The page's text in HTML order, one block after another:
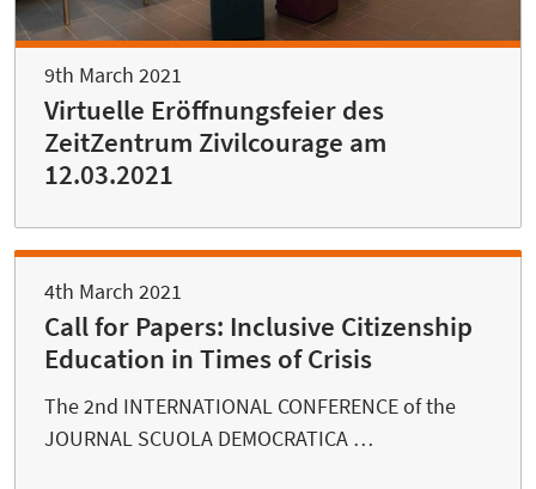
9th March 2021
Virtuelle Eröffnungsfeier des
ZeitZentrum Zivilcourage am
12.03.2021
4th March 2021
Call for Papers: Inclusive Citizenship
Education in Times of Crisis
The 2nd INTERNATIONAL CONFERENCE of the
JOURNAL SCUOLA DEMOCRATICA …